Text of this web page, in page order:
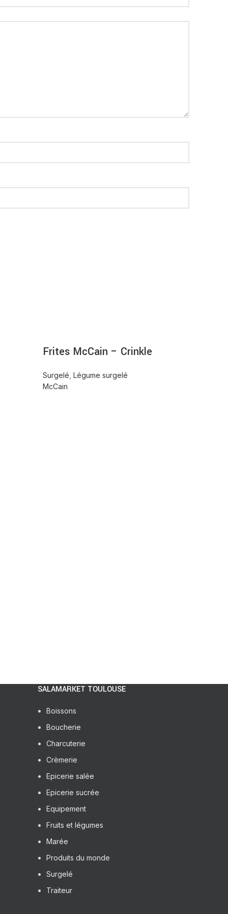
Frites McCain – Crinkle
Surgelé Légume surgelé
McCain
SALAMARKET TOULOUSE
Boissons
Boucherie
Charcuterie
Crèmerie
Epicerie salée
Epicerie sucrée
Equipement
Fruits et légumes
Marée
Produits du monde
Surgelé
Traiteur